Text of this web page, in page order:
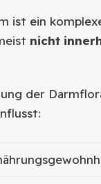
ist ein
nicht
der